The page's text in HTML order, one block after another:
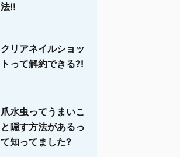
法!!
クリアネイルショッ
トって解約できる?!
爪水虫ってうまいこ
と隠す方法があるっ
て知ってました?